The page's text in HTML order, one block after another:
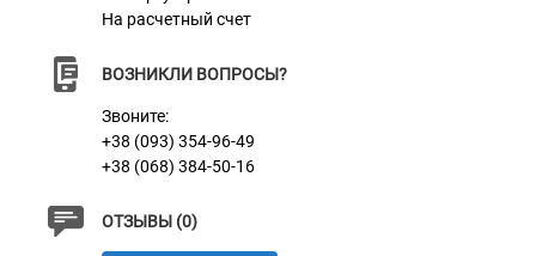
На расчетный счет
ВОЗНИКЛИ ВОПРОСЫ?
Звоните:
+38 (093) 354-96-49
+38 (068) 384-50-16
ОТЗЫВЫ (0)